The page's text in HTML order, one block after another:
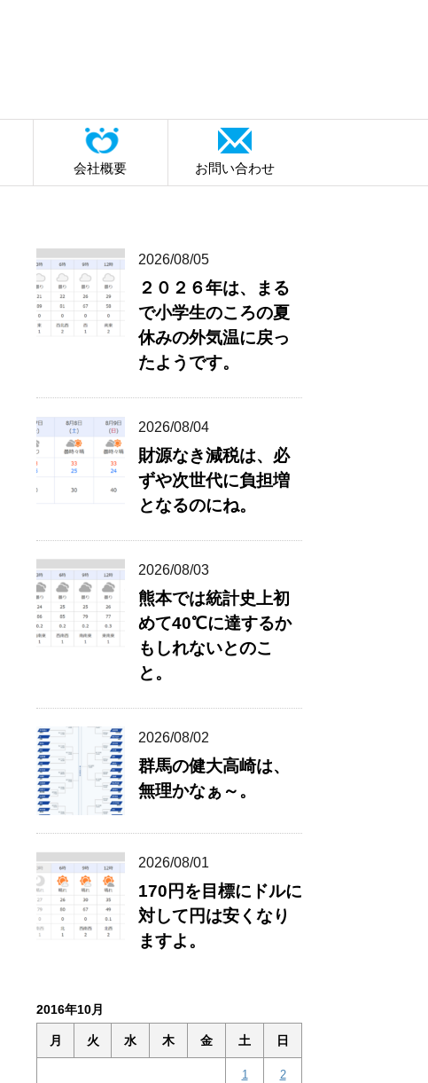
会社概要 お問い合わせ
2026/08/05
２０２６年は、まる
で小学生のころの夏
休みの外気温に戻っ
たようです。
2026/08/04
財源なき減税は、必
ずや次世代に負担増
となるのにね。
2026/08/03
熊本では統計史上初
めて40℃に達するか
もしれないとのこ
と。
2026/08/02
群馬の健大高崎は、
無理かなぁ～。
2026/08/01
170円を目標にドルに
対して円は安くなり
ますよ。
2016年10月
月 火 水 木 金 土 日
1 2